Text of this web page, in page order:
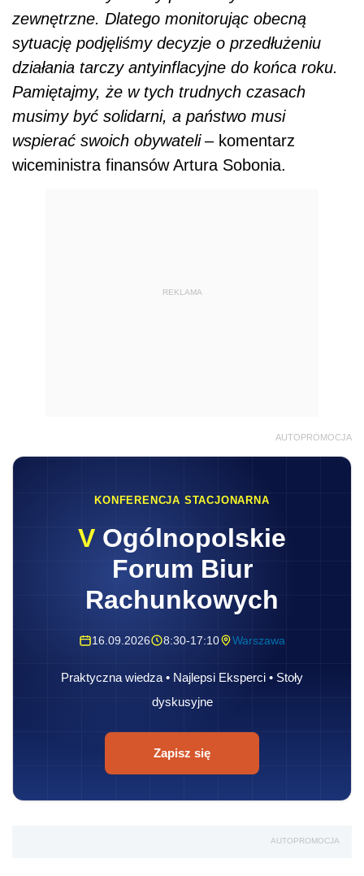
zewnętrzne. Dlatego monitorując obecną
sytuację podjęliśmy decyzje o przedłużeniu
działania tarczy antyinflacyjne do końca roku.
Pamiętajmy, że w tych trudnych czasach
musimy być solidarni, a państwo musi
wspierać swoich obywateli – komentarz
wiceministra finansów Artura Sobonia.
REKLAMA
AUTOPROMOCJA
KONFERENCJA STACJONARNA
V Ogólnopolskie
Forum Biur
Rachunkowych
16.09.2026 8:30-17:10 Warszawa
Praktyczna wiedza • Najlepsi Eksperci • Stoły
dyskusyjne
Zapisz się
AUTOPROMOCJA